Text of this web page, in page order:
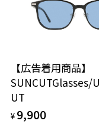
ゾフ・カスタマーサポート
TEL：0120-013-883
※度付きにした場合、元
ん。
※度付きサングラスをお
レンズの種類、機能、カ
タイプ
材質
フロント素材：アセテ
【広告着用商品】
SUNCUTGlasses/
UT
¥ 9,900